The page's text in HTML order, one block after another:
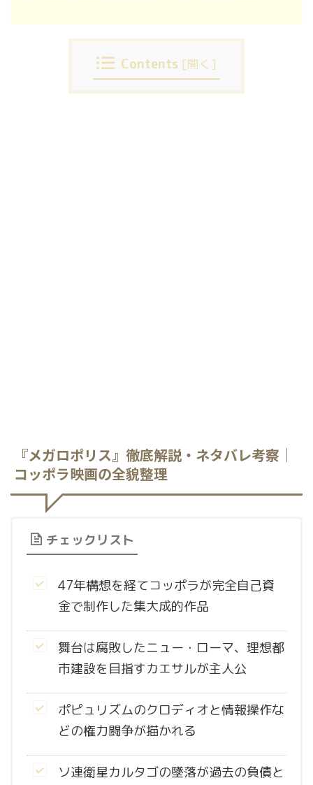
Contents [開く ]
『メガロポリス』徹底解説・ネタバレ考察｜
コッポラ映画の全貌整理
チェックリスト
47年構想を経てコッポラが完全自己資
金で制作した集大成的作品
舞台は腐敗したニュー・ローマ、理想都
市建設を目指すカエサルが主人公
ポピュリズムのクロディオと情報操作な
どの権力闘争が描かれる
ソ連衛星カルタゴの墜落が過去の負債と